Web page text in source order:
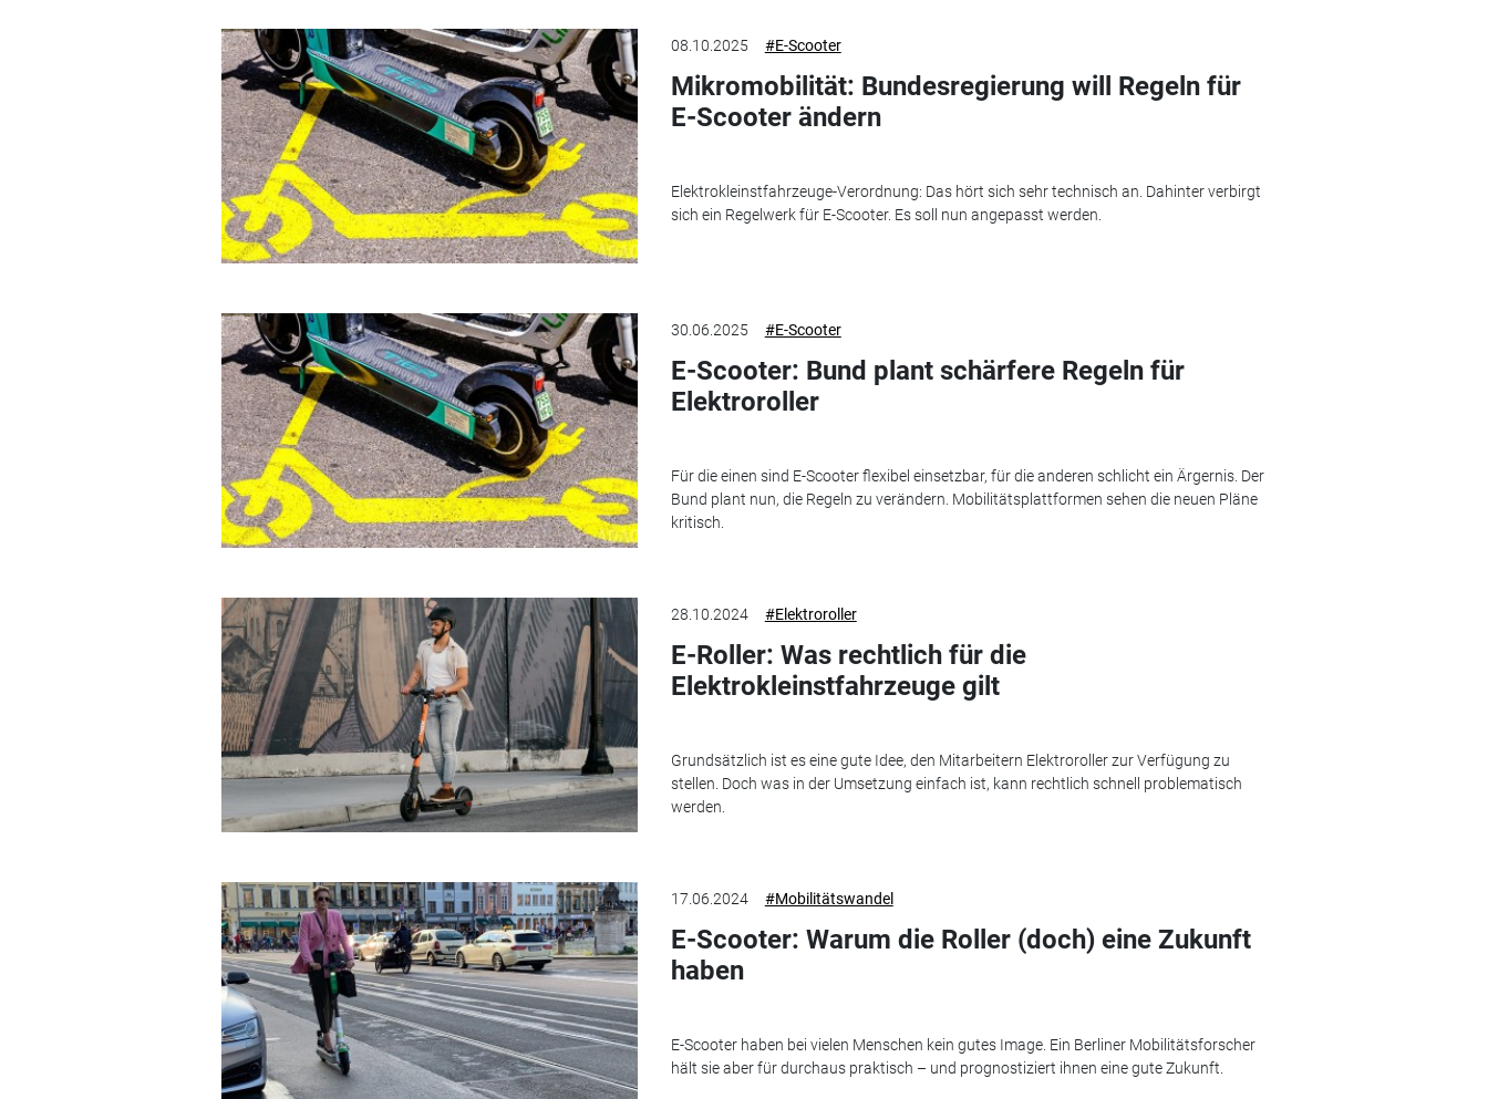
08.10.2025 #E-Scooter
Mikromobilität: Bundesregierung will Regeln für
E-Scooter ändern
Elektrokleinstfahrzeuge-Verordnung: Das hört sich sehr technisch an. Dahinter verbirgt
sich ein Regelwerk für E-Scooter. Es soll nun angepasst werden.
30.06.2025 #E-Scooter
E-Scooter: Bund plant schärfere Regeln für
Elektroroller
Für die einen sind E-Scooter flexibel einsetzbar, für die anderen schlicht ein Ärgernis. Der
Bund plant nun, die Regeln zu verändern. Mobilitätsplattformen sehen die neuen Pläne
kritisch.
28.10.2024 #Elektroroller
E-Roller: Was rechtlich für die
Elektrokleinstfahrzeuge gilt
Grundsätzlich ist es eine gute Idee, den Mitarbeitern Elektroroller zur Verfügung zu
stellen. Doch was in der Umsetzung einfach ist, kann rechtlich schnell problematisch
werden.
17.06.2024 #Mobilitätswandel
E-Scooter: Warum die Roller (doch) eine Zukunft
haben
E-Scooter haben bei vielen Menschen kein gutes Image. Ein Berliner Mobilitätsforscher
hält sie aber für durchaus praktisch – und prognostiziert ihnen eine gute Zukunft.